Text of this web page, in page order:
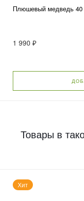
Плюшевый медведь 40
1 990 ₽
Товары в
Хит